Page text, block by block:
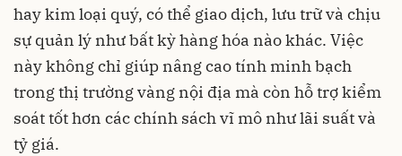
hay kim loại quý, có thể giao dịch, lưu trữ và chịu
sự quản lý như bất kỳ hàng hóa nào khác. Việc
này không chỉ giúp nâng cao tính minh bạch
trong thị trường vàng nội địa mà còn hỗ trợ kiểm
soát tốt hơn các chính sách vĩ mô như lãi suất và
tỷ giá.